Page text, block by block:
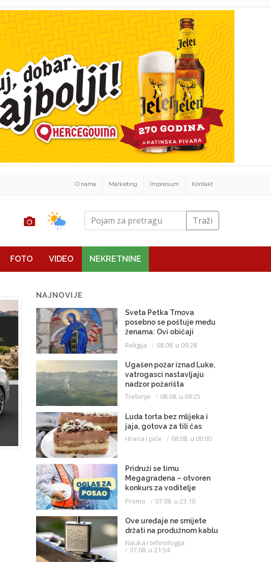
O nama Marketing Impresum Kontakt
Traži
FOTO VIDEO NEKRETNINE
NAJNOVIJE
Sveta Petka Trnova
posebno se poštuje među
ženama: Ovi običaji
vijekovima se čuvaju
Religija 08.08. u 09:28
Ugašen požar iznad Luke,
vatrogasci nastavljaju
nadzor požarišta
Trebinje 08.08. u 09:25
Luda torta bez mlijeka i
jaja, gotova za tili čas
Hrana i piće 08.08. u 09:00
Pridruži se timu
Megagradena – otvoren
konkurs za voditelje
gradilišta
Promo 07.08. u 23:10
Ove uređaje ne smijete
držati na produžnom kablu
Nauka i tehnologija
07.08. u 21:54